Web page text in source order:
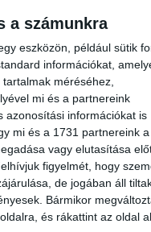
a számunkra
eszközön, például sütik
információkat,
méréséhez,
mi és a partnereink
azonosítási információkat is
mi és a 1731 partnereink
vagy elutasítása
figyelmét, hogy
de jogában áll
Bármikor
és rákattint az oldal
–
az
Digital
A